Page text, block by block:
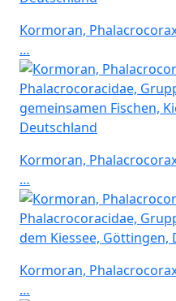
Kormoran,
…
Kormoran,
…
Kormoran,
…